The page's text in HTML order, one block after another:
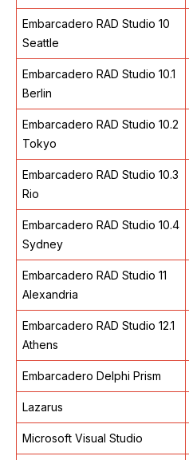
Embarcadero RAD Studio 10
Seattle
Embarcadero RAD Studio 10.1
Berlin
Embarcadero RAD Studio 10.2
Tokyo
Embarcadero RAD Studio 10.3
Rio
Embarcadero RAD Studio 10.4
Sydney
Embarcadero RAD Studio 11
Alexandria
Embarcadero RAD Studio 12.1
Athens
Embarcadero Delphi Prism
Lazarus
Microsoft Visual Studio